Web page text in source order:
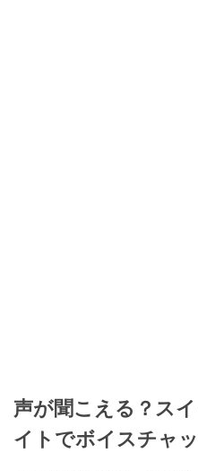
声が聞こえる？ス
イトでボイスチャ